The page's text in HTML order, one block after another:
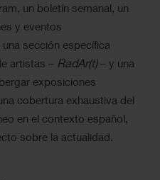
un boletín semanal, un
y eventos
sección específica
artistas – RadAr(t)– y una
exposiciones
cobertura exhaustiva del
en el contexto español,
sobre la actualidad.